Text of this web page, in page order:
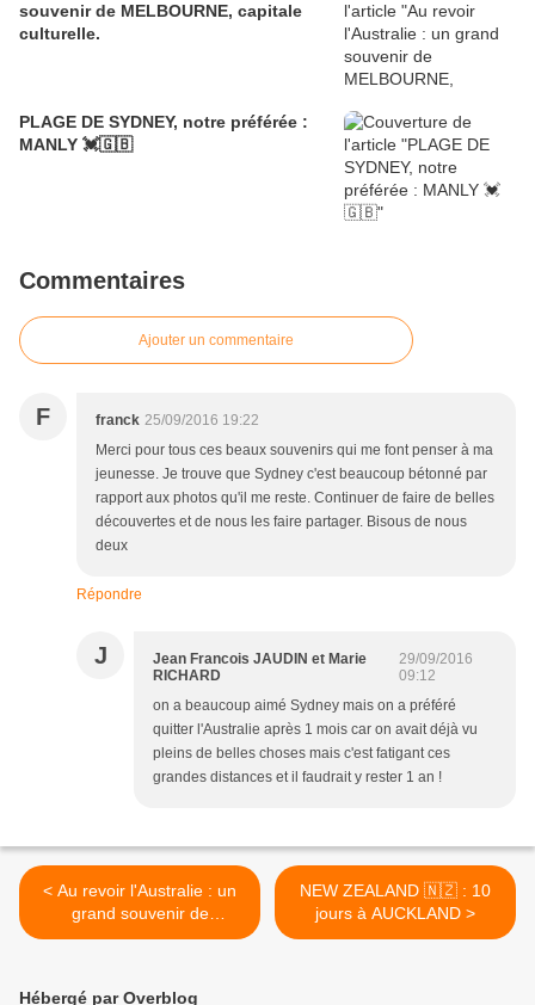
souvenir de MELBOURNE, capitale
culturelle.
PLAGE DE SYDNEY, notre préférée :
MANLY 💓🇬🇧
Commentaires
Ajouter un commentaire
F franck 25/09/2016 19:22
Merci pour tous ces beaux souvenirs qui me font penser à ma
jeunesse. Je trouve que Sydney c'est beaucoup bétonné par
rapport aux photos qu'il me reste. Continuer de faire de belles
découvertes et de nous les faire partager. Bisous de nous
deux
Répondre
J
Jean Francois JAUDIN et Marie
RICHARD
29/09/2016
09:12
on a beaucoup aimé Sydney mais on a préféré
quitter l'Australie après 1 mois car on avait déjà vu
pleins de belles choses mais c'est fatigant ces
grandes distances et il faudrait y rester 1 an !
< Au revoir l'Australie : un
grand souvenir de
MELBOURNE, capitale
NEW ZEALAND 🇳🇿 : 10
jours à AUCKLAND >
Hébergé par Overblog